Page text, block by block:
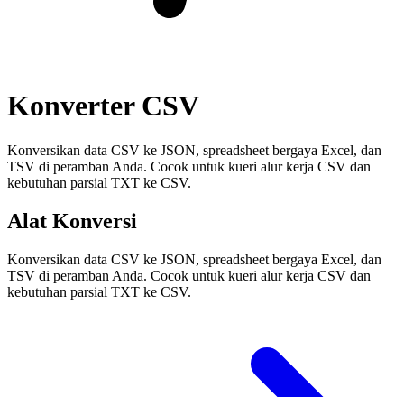
Konverter CSV
Konversikan data CSV ke JSON, spreadsheet bergaya Excel, dan
TSV di peramban Anda. Cocok untuk kueri alur kerja CSV dan
kebutuhan parsial TXT ke CSV.
Alat Konversi
Konversikan data CSV ke JSON, spreadsheet bergaya Excel, dan
TSV di peramban Anda. Cocok untuk kueri alur kerja CSV dan
kebutuhan parsial TXT ke CSV.